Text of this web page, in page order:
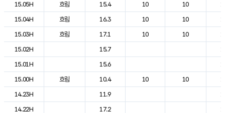
15.05H
흐림 15.4 10 10
15.04H
흐림 16.3 10 10
15.03H
흐림 17.1 10 10
15.02H
15.7
15.01H
15.6
15.00H
흐림 10.4 10 10
14.23H
11.9
14.22H
17.2